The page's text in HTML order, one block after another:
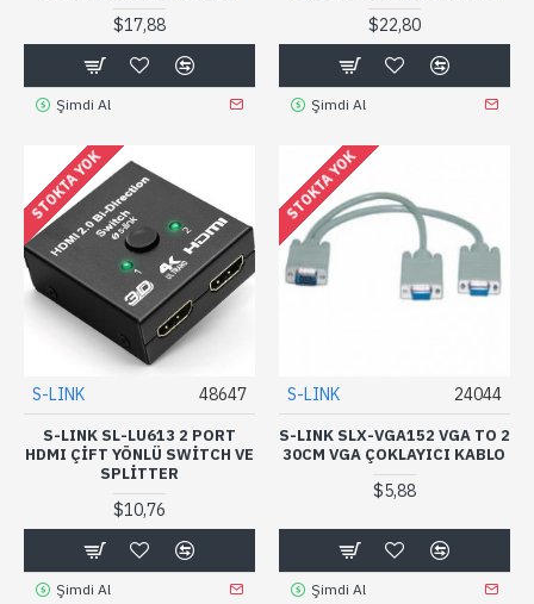
$17,88
Şimdi Al
$22,80
Şimdi Al
STOKTA YOK
S-LINK 48647
S-LINK SL-LU613 2 PORT
HDMI ÇIFT YÖNLÜ SWITCH VE
SPLITTER
$10,76
Şimdi Al
STOKTA YOK
S-LINK 24044
S-LINK SLX-VGA152 VGA TO 2
30CM VGA ÇOKLAYICI KABLO
$5,88
Şimdi Al